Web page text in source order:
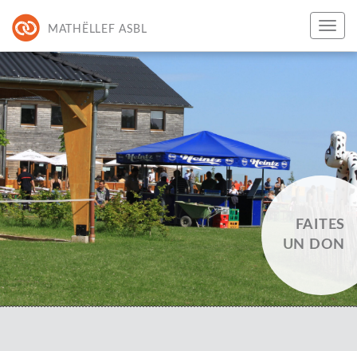
MATHËLLEF ASBL
FAITES
UN DON